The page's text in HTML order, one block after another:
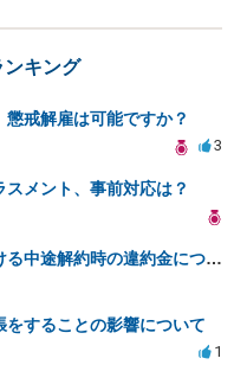
キング
戒解雇は可能ですか？
3
メント、事前対応は？
芸能事務所との専属契約における中途解約時の違約金について相談したいです
することの影響について
1